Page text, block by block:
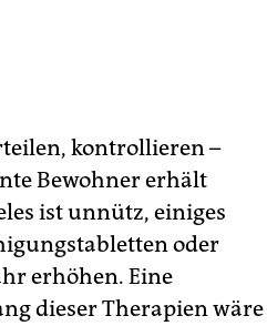
kontrollieren –
Bewohner erhält
ist unnütz, einiges
oder
erhöhen. Eine
dieser Therapien wäre